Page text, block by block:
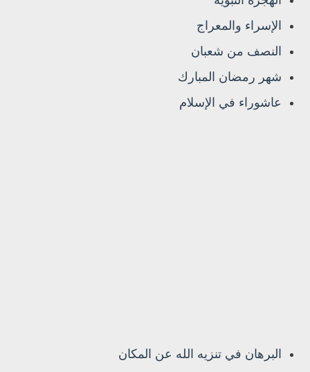
الإسراء والمعراج
النصف من شعبان
شهر رمضان المبارك
عاشوراء في الإسلام
البرهان في تنزيه الله عن المكان